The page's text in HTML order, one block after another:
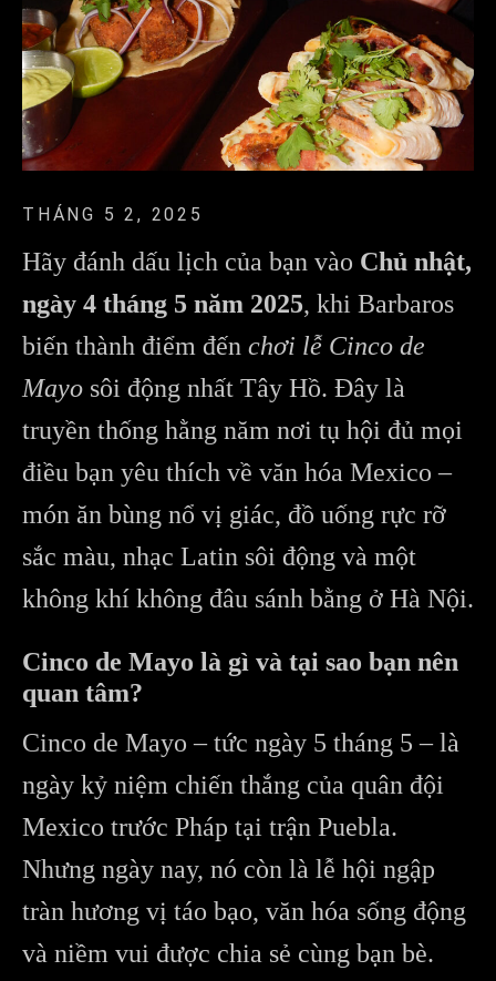
THÁNG 5 2, 2025
Hãy đánh dấu lịch của bạn vào Chủ nhật,
ngày 4 tháng 5 năm 2025, khi Barbaros
biến thành điểm đến chơi lễ Cinco de
Mayo sôi động nhất Tây Hồ. Đây là
truyền thống hằng năm nơi tụ hội đủ mọi
điều bạn yêu thích về văn hóa Mexico –
món ăn bùng nổ vị giác, đồ uống rực rỡ
sắc màu, nhạc Latin sôi động và một
không khí không đâu sánh bằng ở Hà Nội.
Cinco de Mayo là gì và tại sao bạn nên
quan tâm?
Cinco de Mayo – tức ngày 5 tháng 5 – là
ngày kỷ niệm chiến thắng của quân đội
Mexico trước Pháp tại trận Puebla.
Nhưng ngày nay, nó còn là lễ hội ngập
tràn hương vị táo bạo, văn hóa sống động
và niềm vui được chia sẻ cùng bạn bè.